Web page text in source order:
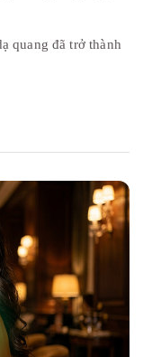
quang đã trở thành